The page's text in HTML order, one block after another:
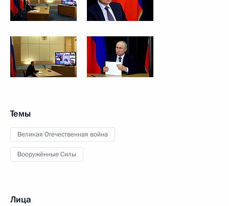
Темы
Великая Отечественная война
Вооружённые Силы
Лица